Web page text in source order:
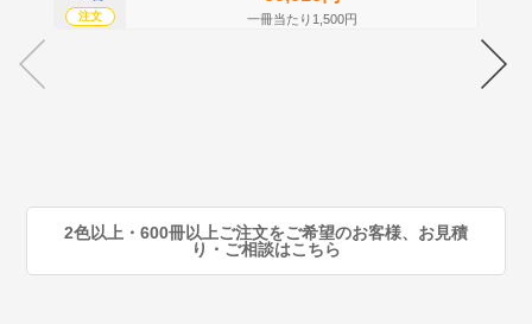
注文 一冊当たり1,500円
2色以上・600冊以上ご注文をご希望のお客様、お見積
り・ご相談はこちら